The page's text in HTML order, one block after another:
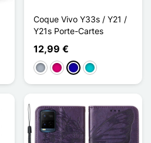
Coque Vivo Y33s / Y21 /
Y21s Porte-Cartes
12,99 €
GrauMagentaDunkelblau
Türkis